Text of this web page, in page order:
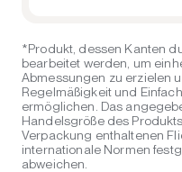
*Produkt, dessen Kanten
bearbeitet werden, um
Abmessungen zu erzielen
Regelmäßigkeit und
ermöglichen. Das
Handelsgröße des
Verpackung enthaltenen
internationale Normen
abweichen.